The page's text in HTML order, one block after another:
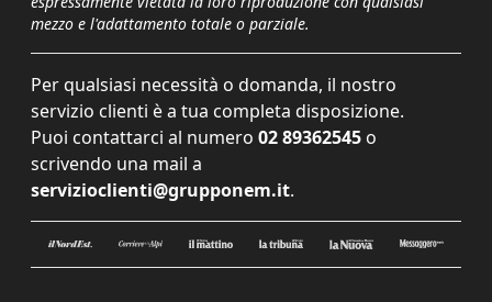
mezzo e l'adattamento totale o parziale.
Per qualsiasi necessità o domanda, il nostro
servizio clienti è a tua completa disposizione.
Puoi contattarci al numero 02 89362545 o
scrivendo una mail a
servizioclienti@grupponem.it.